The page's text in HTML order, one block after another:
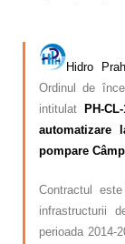
Hidro
Ordinul de
intitulat PH-
automatizare
pompare
Contractul
infrastructurii
perioada 2014-